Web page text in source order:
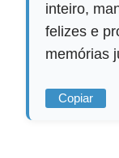
inteiro,
felizes e
memórias
Copiar